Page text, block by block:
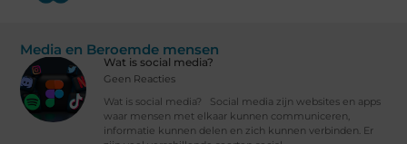
Media en Beroemde mensen
Wat is social media?
Geen Reacties
Wat is social media? Social media zijn websites en apps
waar mensen met elkaar kunnen communiceren,
informatie kunnen delen en zich kunnen verbinden. Er